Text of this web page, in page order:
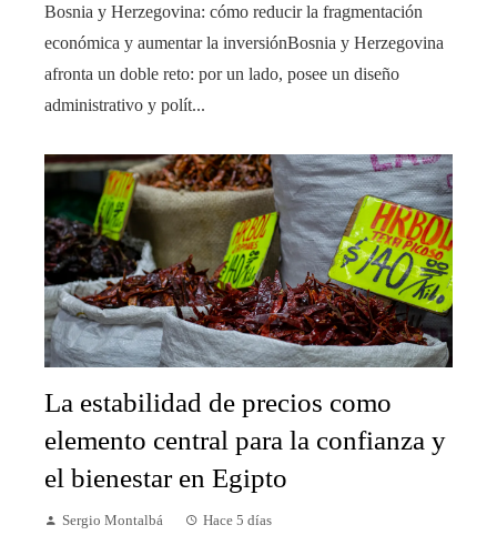
Bosnia y Herzegovina: cómo reducir la fragmentación
económica y aumentar la inversiónBosnia y Herzegovina
afronta un doble reto: por un lado, posee un diseño
administrativo y polít...
La estabilidad de precios como
elemento central para la confianza y
el bienestar en Egipto
Sergio Montalbá Hace 5 días